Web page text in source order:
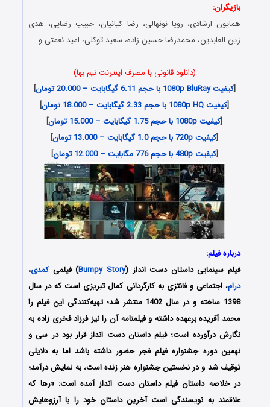
بازیگران:
همایون ارشادی، رویا نونهالی، رضا کیانیان، حبیب رضایی، هدی
زین العابدین، محمدرضا حسین زاده، سعید توکلی، امید نعمتی و…
(دانلود قانونی با مصرف اینترنت نیم بها)
[کیفیت 1080p BluRay با حجم 6.11 گیگابایت – 20.000 تومان
]
[کیفیت 1080p HQ با حجم 2.33 گیگابایت – 18.000 تومان
]
[کیفیت 1080p با حجم 1.75 گیگابایت – 15.000 تومان
]
[کیفیت 720p با حجم 1.0 گیگابایت – 13.000 تومان
]
[کیفیت 480p با حجم 776 مگابایت – 12.000 تومان ]
درباره فیلم:
فیلم سینمایی داستان دست انداز (Bumpy Story) فیلمیکمدی،
درام، اجتماعی و فانتزی به کارگردانی کمال تبریزی است که در سال
1398 ساخته و در سال 1402 منتشر شد؛ تهیه‌کنندگی این فیلم را
محمد آفریده برعهده داشته و فیلمنامه آن را نیز فرزاد فخری زاده به
نگارش درآورده‌‌ است؛ فیلم داستان دست انداز قرار بود در سی و
نهمین دوره جشنواره فیلم فجر حضور داشته باشد اما به دلایلی
توقیف شد و در نخستین جشنواره هنر زنده است، به نمایش درآمد؛
در خلاصه داستان فیلم داستان دست انداز آمده است: «رها که
علاقمند به نویسندگی است آخرین داستان خود را با آرزوهایش